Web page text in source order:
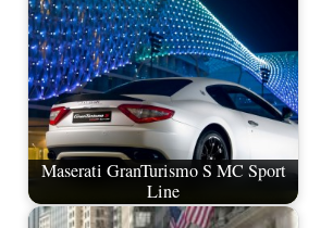
Maserati GranTurismo S MC Sport
Line